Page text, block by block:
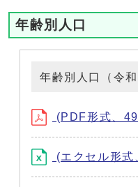
年齢別人口
年齢別人口（令
(PDF形式、
(エクセル形